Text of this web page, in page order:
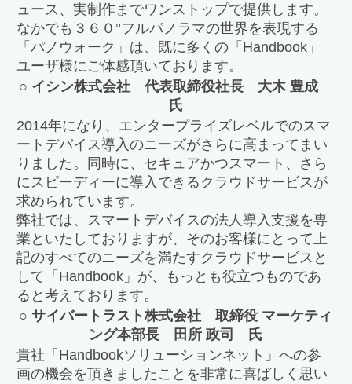
ュース、実制作までワンストップで提供します。
なかでも３６０°フルパノラマの世界を表現する
「パノウォーク」は、既に多くの「Handbook」
ユーザ様にご体感頂いております。
○ イシン株式会社 代表取締役社長 大木 豊成
氏
2014年になり、エンタープライズレベルでのスマ
ートデバイス導入のニーズがさらに高まってまい
りました。同時に、セキュアかつスマート、さら
にスピーディーに導入できるクラウドサービスが
求められています。
弊社では、スマートデバイスの法人導入支援を専
業といたしておりますが、そのお客様にとって上
記のすべてのニーズを満たすクラウドサービスと
して「Handbook」が、もっとも役立つものであ
ると考えております。
○ サイバートラスト株式会社 取締役 マーケティ
ング本部長 田所 政司 氏
貴社「Handbookソリューションネット」への参
画の機会を頂きましたことを非常に喜ばしく思い